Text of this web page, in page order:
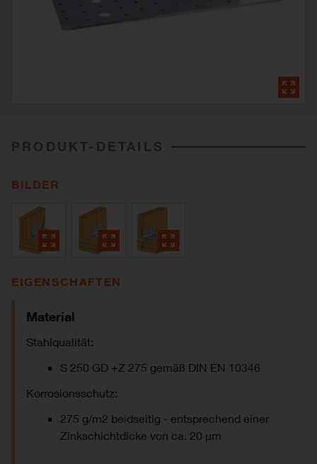
PRODUKT-DETAILS
BILDER
EIGENSCHAFTEN
Material
Stahlqualität:
S 250 GD +Z 275 gemäß DIN EN 10346
Korrosionsschutz:
275 g/m2 beidseitig - entsprechend einer
Zinkschichtdicke von ca. 20 μm